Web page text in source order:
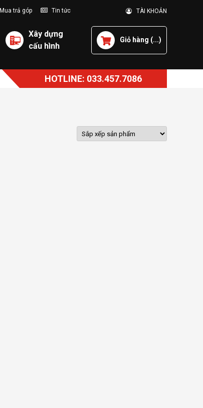
Mua trả góp Tin tức TÀI KHOẢN
Xây dựng
cấu hình
Giỏ hàng (...)
HOTLINE: 033.457.7086